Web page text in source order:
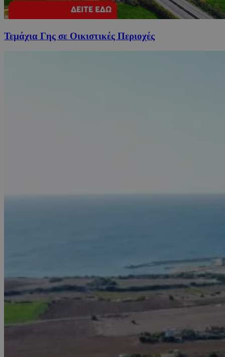
Τεμάχια Γης σε Οικιστικές Περιοχές